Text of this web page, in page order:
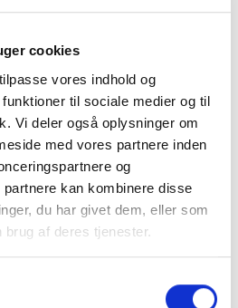
cookies
vores indhold og
til sociale medier og til
Vi deler også oplysninger om
med vores partnere inden
og
kan kombinere disse
du har givet dem, eller som
af deres tjenester.
mat-børstet struktur.
liter som fyldes op fra toppen.
Du bruger den type
du ønsker og hælder op fra
adgang til den indvendige
med nøgle som medfølger.
til flydende hånddesinfektion
ud.